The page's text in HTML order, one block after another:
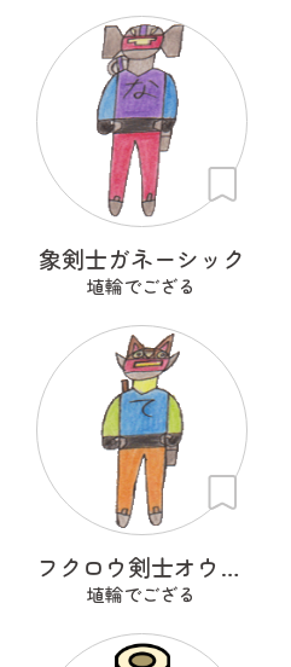
象剣士ガネーシック
埴輪でござる
フクロウ剣士オウルフリート
埴輪でござる